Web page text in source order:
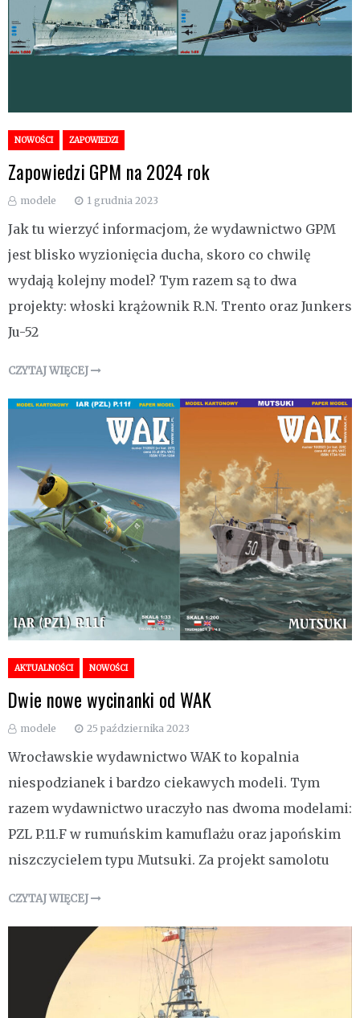
NOWOŚCI ZAPOWIEDZI
Zapowiedzi GPM na 2024 rok
modele 1 grudnia 2023
Jak tu wierzyć informacjom, że wydawnictwo GPM
jest blisko wyzionięcia ducha, skoro co chwilę
wydają kolejny model? Tym razem są to dwa
projekty: włoski krążownik R.N. Trento oraz Junkers
Ju-52
CZYTAJ WIĘCEJ
AKTUALNOŚCI NOWOŚCI
Dwie nowe wycinanki od WAK
modele 25 października 2023
Wrocławskie wydawnictwo WAK to kopalnia
niespodzianek i bardzo ciekawych modeli. Tym
razem wydawnictwo uraczyło nas dwoma modelami:
PZL P.11.F w rumuńskim kamuflażu oraz japońskim
niszczycielem typu Mutsuki. Za projekt samolotu
CZYTAJ WIĘCEJ